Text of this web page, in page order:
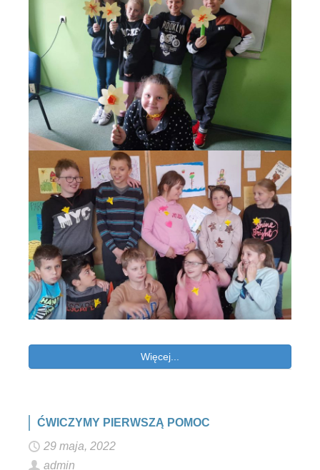
Więcej...
ĆWICZYMY PIERWSZĄ POMOC
29 maja, 2022
admin